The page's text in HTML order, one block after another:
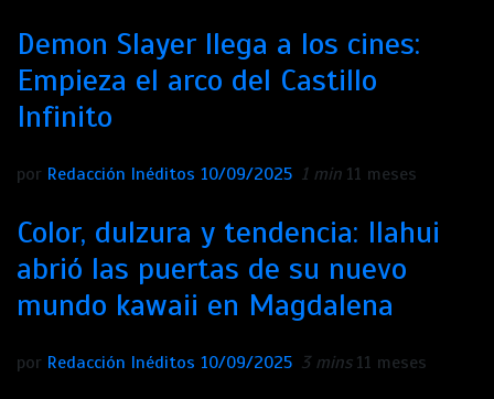
Demon Slayer llega a los cines:
Empieza el arco del Castillo
Infinito
por Redacción Inéditos 10/09/2025 1 min 11 meses
Color, dulzura y tendencia: Ilahui
abrió las puertas de su nuevo
mundo kawaii en Magdalena
por Redacción Inéditos 10/09/2025 3 mins 11 meses